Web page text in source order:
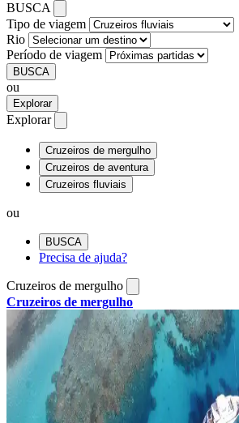
BUSCA
Tipo de viagem
Rio
Período de viagem
BUSCA
ou
Explorar
Explorar
Cruzeiros de mergulho
Cruzeiros de aventura
Cruzeiros fluviais
ou
BUSCA
Precisa de ajuda?
Cruzeiros de mergulho
Cruzeiros de mergulho